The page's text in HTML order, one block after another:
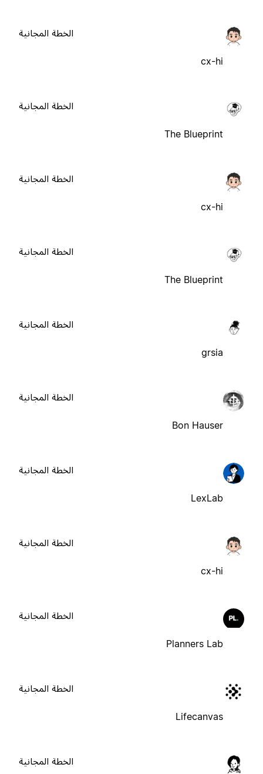
cx-hi
الخطة المجانية
The Blueprint
الخطة المجانية
cx-hi
الخطة المجانية
The Blueprint
الخطة المجانية
grsia
الخطة المجانية
Bon Hauser
الخطة المجانية
LexLab
الخطة المجانية
cx-hi
الخطة المجانية
Planners Lab
الخطة المجانية
Lifecanvas
الخطة المجانية
الخطة المجانية